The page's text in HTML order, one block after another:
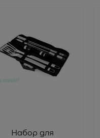
Набор для